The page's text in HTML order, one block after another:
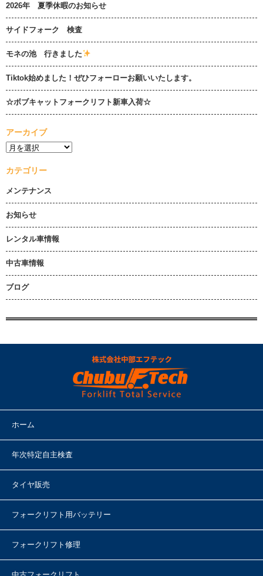
2026年 夏季休暇のお知らせ
サイドフォーク 検査
モネの池 行きました
Tiktok始めました！ぜひフォーローお願いいたします。
☆ボブキャットフォークリフト新車入荷☆
アーカイブ
カテゴリー
メンテナンス
お知らせ
レンタル車情報
中古車情報
ブログ
ホーム
年次特定自主検査
タイヤ販売
フォークリフト用バッテリー
フォークリフト修理
中古フォークリフト